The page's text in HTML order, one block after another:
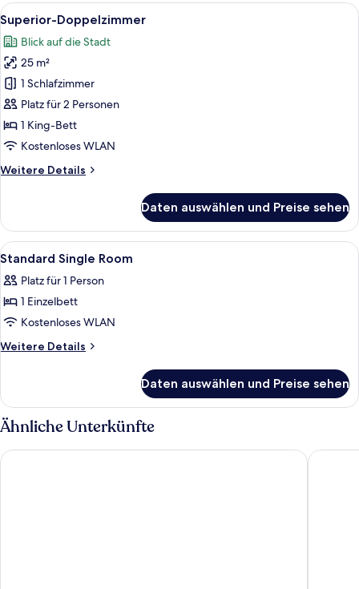
Alle
Fotos
für
Superior-
Doppelzimmer
anzeigen
Ein Hotelzimmer mit einem großen
5
Superior-Doppelzimmer
Blick auf die Stadt
25 m²
1 Schlafzimmer
Platz für 2 Personen
1 King-Bett
Kostenloses WLAN
Weitere Details
Weitere
Doppelzimmer
Daten auswählen und Preise sehen
Alle
Fotos
für
Standard
Single
Room
Hochwertige Bettwaren, Pillowtop-
4
Standard Single Room
Platz für 1 Person
1 Einzelbett
Kostenloses WLAN
Weitere Details
Weitere
Single
Room
Daten auswählen und Preise sehen
Ähnliche Unterkünfte
Scandic Haugesund Quality